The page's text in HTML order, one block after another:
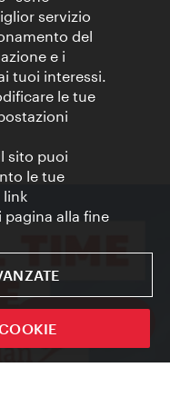
Sign up now
servizio
del
e i
tuoi interessi.
le tue
sito puoi
le tue
link
pagina alla fine